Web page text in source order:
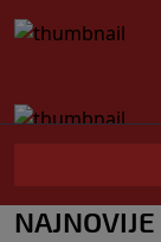
NAJNOVIJE